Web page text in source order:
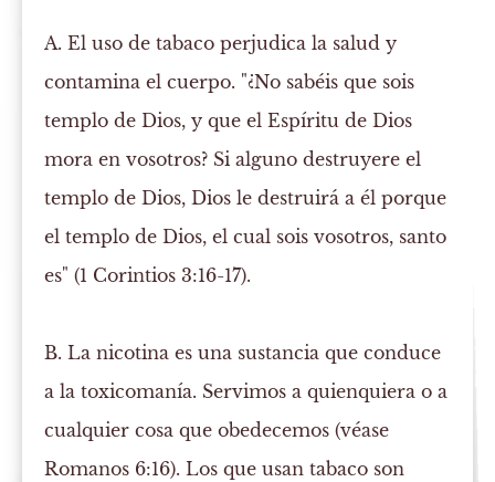
A. El uso de tabaco perjudica la salud y
contamina el cuerpo. "¿No sabéis que sois
templo de Dios, y que el Espíritu de Dios
mora en vosotros? Si alguno destruyere el
templo de Dios, Dios le destruirá a él porque
el templo de Dios, el cual sois vosotros, santo
es" (1 Corintios 3:16-17).
B. La nicotina es una sustancia que conduce
a la toxicomanía. Servimos a quienquiera o a
cualquier cosa que obedecemos (véase
Romanos 6:16). Los que usan tabaco son